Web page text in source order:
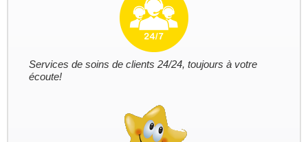
Services de soins de clients 24/24, toujours à votre
écoute!